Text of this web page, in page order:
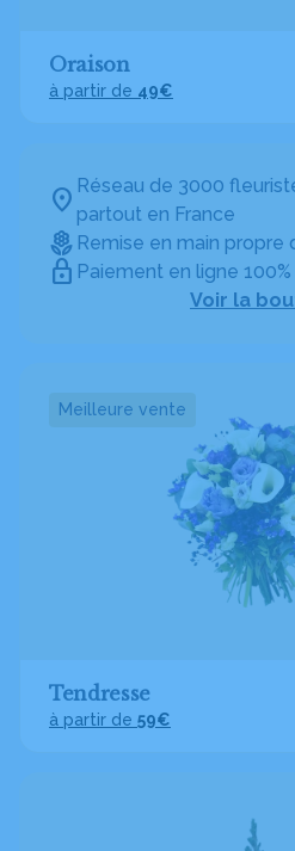
Réseau de 3000
partout en France
Remise en main propre
Paiement en ligne
Voir la
Oraison
à partir de 49€
Meilleure vente
Tendresse
à partir de 59€